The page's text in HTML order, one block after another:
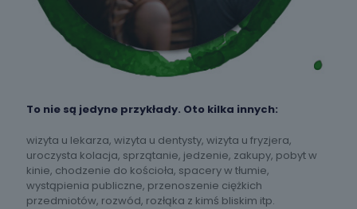
To nie są jedyne przykłady. Oto kilka innych:
wizyta u lekarza, wizyta u dentysty, wizyta u fryzjera,
uroczysta kolacja, sprzątanie, jedzenie, zakupy, pobyt w
kinie, chodzenie do kościoła, spacery w tłumie,
wystąpienia publiczne, przenoszenie ciężkich
przedmiotów, rozwód, rozłąka z kimś bliskim itp.